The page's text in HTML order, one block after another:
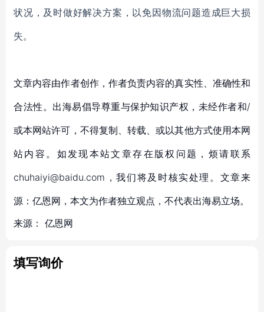
状况，及时做好解决方案，以免因物流问题造成巨大损
失。
文章内容由作者创作，作者负责内容的真实性、准确性和
合法性。出海易倡导尊重与保护知识产权，未经作者和/
或本网站许可，不得复制、转载、或以其他方式使用本网
站内容。如发现本站文章存在版权问题，烦请联系
chuhaiyi@baidu.com，我们将及时核实处理。文章来
源：亿恩网，本文为作者独立观点，不代表出海易立场。
来源： 亿恩网
填写询价